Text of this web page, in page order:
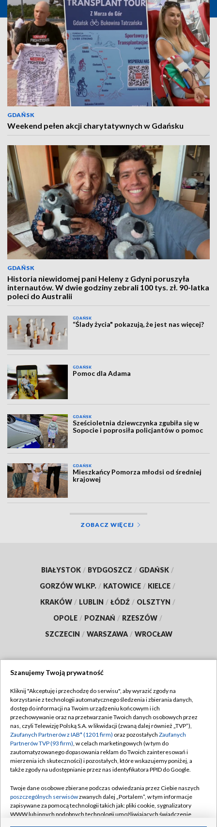
GDAŃSK
Weekend pełen akcji charytatywnych w Gdańsku
GDAŃSK
Historia niewidomej pani Heleny z Gdyni poruszyła
internautów. W dwie godziny zebrali 100 tys. zł. 90-latka
poleci do Australii
GDAŃSK
“Ślady życia" pokazują, że jest nas więcej?
GDAŃSK
Pomoc dla Adama
GDAŃSK
Sześcioletnia dziewczynka zgubiła się w
Sopocie i poprosiła policjantów o pomoc
GDAŃSK
Mieszkańcy Pomorza młodsi od średniej
krajowej
ZOBACZ WIĘCEJ
BIAŁYSTOK / BYDGOSZCZ / GDAŃSK /
GORZÓW WLKP. / KATOWICE / KIELCE /
KRAKÓW / LUBLIN / ŁÓDŹ / OLSZTYN /
OPOLE / POZNAŃ / RZESZÓW /
SZCZECIN / WARSZAWA / WROCŁAW
TVP
Abonament TVP
Emisja w TVP
Centrum informacji TVP
Naziemna Telewizja Cyfrowa
Rada Programowa
System NOS
Regulamin TVP
Polityka prywatności
Moje zgody
Pomoc
Kontakt
Szanujemy Twoją prywatność
Kliknij "Akceptuję i przechodzę do serwisu", aby wyrazić zgody na
korzystanie z technologii automatycznego śledzenia i zbierania danych,
dostęp do informacji na Twoim urządzeniu końcowym i ich
przechowywanie oraz na przetwarzanie Twoich danych osobowych przez
nas, czyli Telewizję Polską S.A. w likwidacji (zwaną dalej również „TVP”),
Zaufanych Partnerów z IAB* (1201 firm) oraz pozostałych Zaufanych
Partnerów TVP (93 firm), w celach marketingowych (w tym do
zautomatyzowanego dopasowania reklam do Twoich zainteresowań i
mierzenia ich skuteczności) i pozostałych, które wskazujemy poniżej, a
także zgody na udostępnianie przez nas identyfikatora PPID do Google.
Twoje dane osobowe zbierane podczas odwiedzania przez Ciebie naszych
poszczególnych serwisówzwanych dalej „Portalem”, w tym informacje
zapisywane za pomocą technologii takich jak: pliki cookie, sygnalizatory
WWW lub innych podobnych technologii umożliwiających świadczenie